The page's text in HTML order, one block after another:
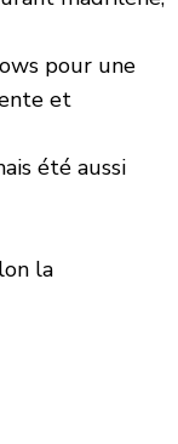
pour une
et
été aussi
la